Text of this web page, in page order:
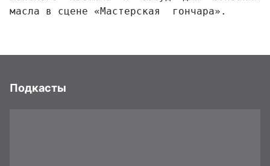
масла в сцене «Мастерская  гончара».
Подкасты